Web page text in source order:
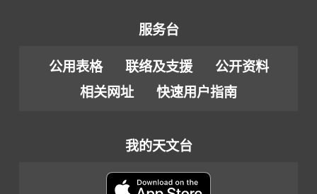
服务台
公用表格 联络及支援
公开资料
相关网址
快速用户指南
我的天文台